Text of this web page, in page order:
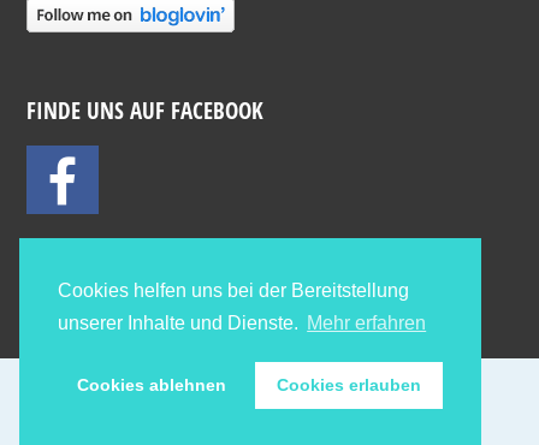
Cookies helfen uns bei der Bereitstellung
unserer Inhalte und Dienste. Mehr erfahren
Cookies ablehnen Cookies erlauben
FINDE UNS AUF FACEBOOK
Proudly powered by WordPress